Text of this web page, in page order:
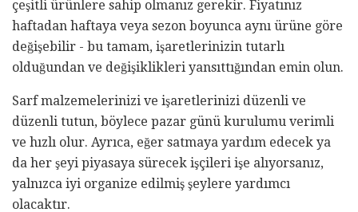
çeşitli ürünlere sahip olmanız gerekir. Fiyatınız
haftadan haftaya veya sezon boyunca aynı ürüne göre
değişebilir - bu tamam, işaretlerinizin tutarlı
olduğundan ve değişiklikleri yansıttığından emin olun.
Sarf malzemelerinizi ve işaretlerinizi düzenli ve
düzenli tutun, böylece pazar günü kurulumu verimli
ve hızlı olur. Ayrıca, eğer satmaya yardım edecek ya
da her şeyi piyasaya sürecek işçileri işe alıyorsanız,
yalnızca iyi organize edilmiş şeylere yardımcı
olacaktır.